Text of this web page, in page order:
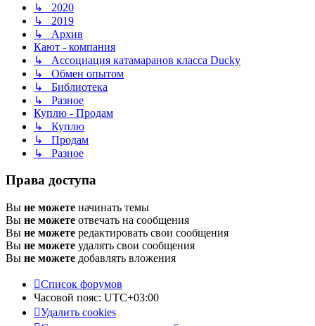
↳ 2020
↳ 2019
↳ Архив
Кают - компания
↳ Ассоциация катамаранов класса Ducky
↳ Обмен опытом
↳ Библиотека
↳ Разное
Куплю - Продам
↳ Куплю
↳ Продам
↳ Разное
Права доступа
Вы не можете начинать темы
Вы не можете отвечать на сообщения
Вы не можете редактировать свои сообщения
Вы не можете удалять свои сообщения
Вы не можете добавлять вложения
Список форумов
Часовой пояс: UTC+03:00
Удалить cookies